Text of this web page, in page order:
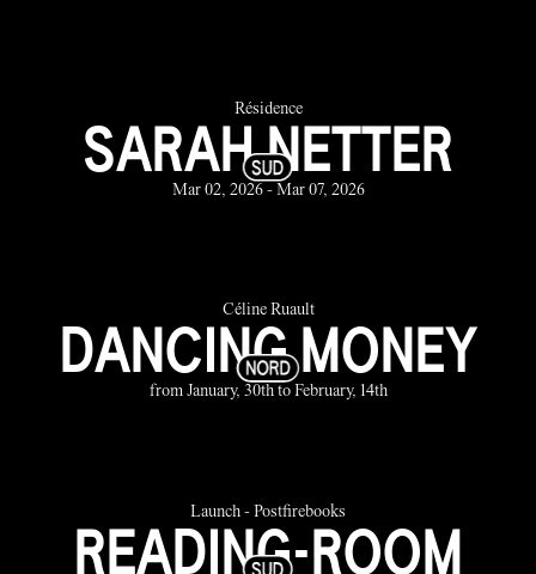
Résidence
SARAH NETTER
Mar 02, 2026 - Mar 07, 2026
Céline Ruault
DANCING MONEY
from January, 30th to February, 14th
Launch - Postfirebooks
READING-ROOM